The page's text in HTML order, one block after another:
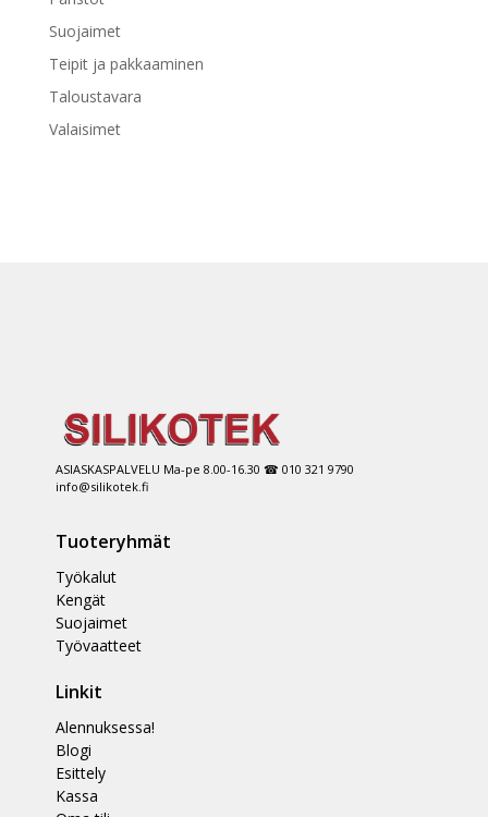
Suojaimet
Teipit ja pakkaaminen
Taloustavara
Valaisimet
ASIASKASPALVELU Ma-pe 8.00-16.30 ☎ 010 321 9790
info@silikotek.fi
Tuoteryhmät
Työkalut
Kengät
Suojaimet
Työvaatteet
Linkit
Alennuksessa!
Blogi
Esittely
Kassa